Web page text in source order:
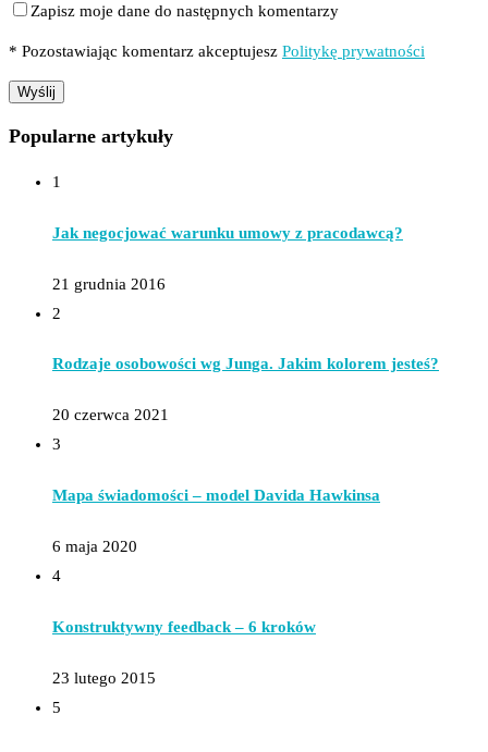
Zapisz moje dane do następnych komentarzy
* Pozostawiając komentarz akceptujesz Politykę prywatności
Popularne artykuły
1
Jak negocjować warunku umowy z pracodawcą?
21 grudnia 2016
2
Rodzaje osobowości wg Junga. Jakim kolorem jesteś?
20 czerwca 2021
3
Mapa świadomości – model Davida Hawkinsa
6 maja 2020
4
Konstruktywny feedback – 6 kroków
23 lutego 2015
5